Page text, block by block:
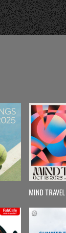
MIND TRAVEL